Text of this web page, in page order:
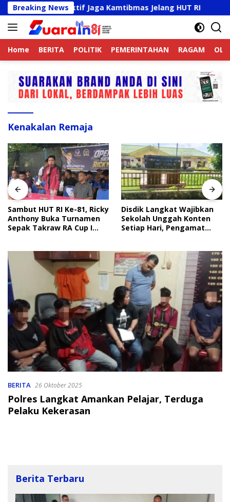
Langsung
ke
konten
Breaking News
Online Aktif Jaga Kamtibmas Jelang HUT RI
Home BERITA POLITIK PEMERINTAHAN RAGAM
Kenakalan Remaja
Sambut HUT RI Ke-81, Ricky
Anthony Buka Turnamen
Sepak Takraw RA Cup I
Disdik Langkat Wajibkan
Sekolah Unggah Konten
Setiap Hari, Pengamat
BERITA 26 Oktober 2025
Polres Langkat Amankan Pelajar, Terduga
Pelaku Kekerasan
Berita Terbaru